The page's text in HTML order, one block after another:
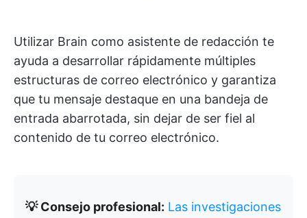
Utilizar Brain como asistente de redacción te
ayuda a desarrollar rápidamente múltiples
estructuras de correo electrónico y garantiza
que tu mensaje destaque en una bandeja de
entrada abarrotada, sin dejar de ser fiel al
contenido de tu correo electrónico.
💡 Consejo profesional: Las investigaciones